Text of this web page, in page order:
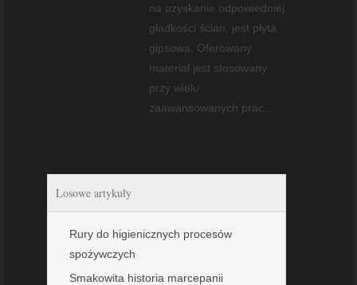
na uzyskanie odpowiedniej
gładkości ścian, jest płyta
gipsowa. Oferowany
materiał jest stosowany
przy wielu
zaawansowanych prac...
Losowe artykuły
Rury do higienicznych procesów
spożywczych
Smakowita historia marcepanii